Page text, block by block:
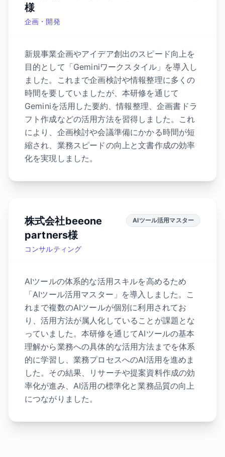
様
企画・開発
新規事業企画やアイデア創出のスピード向上を
目的として「Geminiワークスタイル」を導入し
ました。これまで企画検討や情報整理に多くの
時間を要していましたが、本研修を通じて
Geminiを活用した要約、情報整理、企画書ドラ
フト作成などの活用方法を習得しました。これ
により、企画検討や会議準備にかかる時間が短
縮され、業務スピードの向上と文書作成の効率
化を実現しました。
株式会社beeone
partners様
コンサルティング
AIツール活用マスター
AIツールの体系的な活用スキルを高めるため
「AIツール活用マスター」を導入しました。こ
れまで複数のAIツールが個別に利用されてお
り、活用方法が属人化していることが課題とな
っていました。本研修を通じてAIツールの基本
理解から業務への具体的な活用方法までを体系
的に学習し、業務プロセスへのAI活用を進めま
した。その結果、リサーチや提案資料作成の効
率化が進み、AI活用の標準化と業務品質の向上
につながりました。